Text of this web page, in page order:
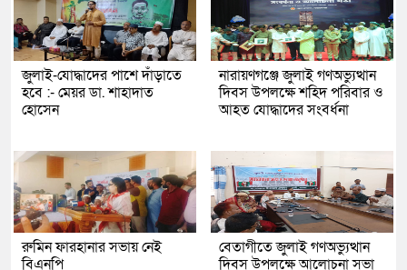
জুলাই-যোদ্ধাদের পাশে দাঁড়াতে
হবে :- মেয়র ডা. শাহাদাত
হোসেন
নারায়ণগঞ্জে জুলাই গণঅভ্যুত্থান
দিবস উপলক্ষে শহিদ পরিবার ও
আহত যোদ্ধাদের সংবর্ধনা
রুমিন ফারহানার সভায় নেই
বিএনপি
বেতাগীতে জুলাই গণঅভ্যুত্থান
দিবস উপলক্ষে আলোচনা সভা